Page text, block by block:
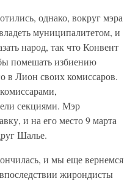
однако, вокруг мэра
муниципалитетом, и
народ, так что Конвент
помешать избиению
в Лион своих комиссаров.
секциями. Мэр
и на его место 9 марта
Шалье.
и мы еще вернемся
жирондисты